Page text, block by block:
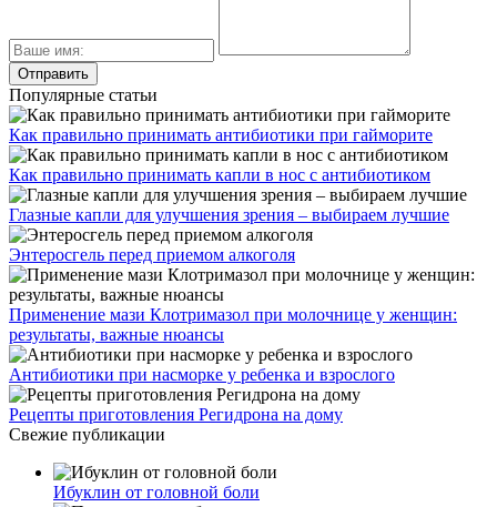
Популярные статьи
Как правильно принимать антибиотики при гайморите
Как правильно принимать капли в нос с антибиотиком
Глазные капли для улучшения зрения – выбираем лучшие
Энтеросгель перед приемом алкоголя
Применение мази Клотримазол при молочнице у женщин:
результаты, важные нюансы
Антибиотики при насморке у ребенка и взрослого
Рецепты приготовления Регидрона на дому
Свежие публикации
Ибуклин от головной боли